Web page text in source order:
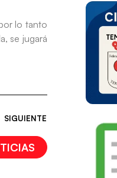
lo tanto
se jugará
SIGUIENTE